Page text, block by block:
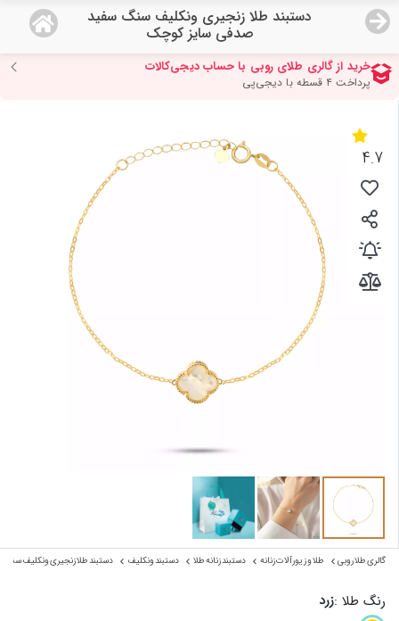
دستبند طلا زنجیری ونکلیف سنگ سفید
صدفی سایز کوچک
منو
18,779,000
صفحه اصلی
دسته بندی محصولات
نمایندگی ها
مجله روبی
درباره ما
اعطای نمایندگی
4.7
گالری طلا روبی طلا و زیورآلات زنانه دستبند زنانه طلا دستبند ونکلیف دستبند طلا زنجیری ونکلیف
رنگ طلا :زرد